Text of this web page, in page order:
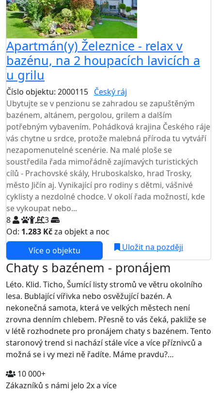
Apartmán(y) Železnice - relax v
bazénu, na 2 houpacích lavicích a
u grilu
Číslo objektu: 2000115 Český ráj
Ubytujte se v penzionu se zahradou se zapuštěným
bazénem, altánem, pergolou, grilem a dalším
potřebným vybavením. Pohádková krajina Českého ráje
vás chytne u srdce, protože malebná příroda tu vytváří
nezapomenutelné scenérie. Na malé ploše se
soustředila řada mimořádně zajímavých turistických
cílů - Prachovské skály, Hruboskalsko, hrad Trosky,
město Jičín aj. Vynikající pro rodiny s dětmi, vášnivé
cyklisty a nezdolné chodce. V okolí řada možností, kde
se vykoupat nebo...
8
3
Od: 1.283 Kčza objekt a noc
Více o objektu
Uložit na později
Chaty s bazénem - pronájem
Léto. Klid. Ticho, Šumící listy stromů ve větru okolního
lesa. Bublající vířivka nebo osvěžující bazén. A
nekonečná samota, která ve velkých městech není
zrovna denním chlebem. Přesně to vás čeká, pakliže se
v létě rozhodnete pro pronájem chaty s bazénem. Tento
staronový trend si nachází stále více a více příznivců a
možná se i vy mezi ně řadíte. Máme pravdu?…
10 000+
Zákazníků s námi jelo 2x a více